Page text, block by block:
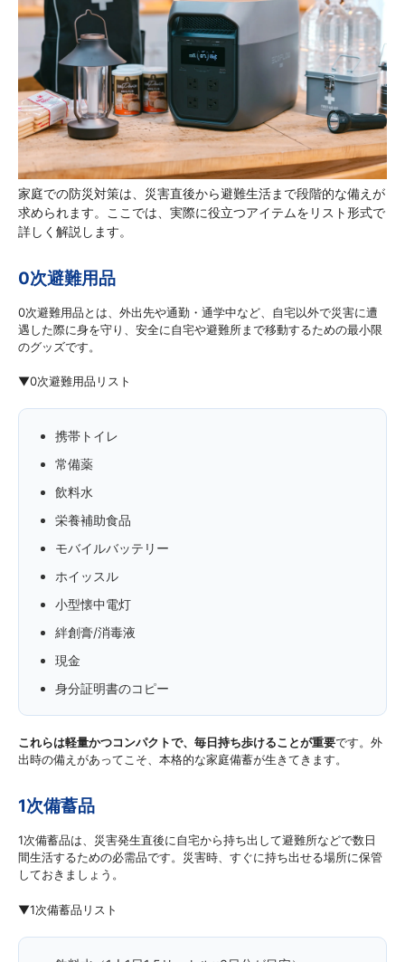
家庭での防災対策は、災害直後から避難生活まで段階的な備えが
求められます。ここでは、実際に役立つアイテムをリスト形式で
詳しく解説します。
0次避難用品
0次避難用品とは、外出先や通勤・通学中など、自宅以外で災害に遭
遇した際に身を守り、安全に自宅や避難所まで移動するための最小限
のグッズです。
▼0次避難用品リスト
携帯トイレ
常備薬
飲料水
栄養補助食品
モバイルバッテリー
ホイッスル
小型懐中電灯
絆創膏/消毒液
現金
身分証明書のコピー
これらは軽量かつコンパクトで、毎日持ち歩けることが重要です。外
出時の備えがあってこそ、本格的な家庭備蓄が生きてきます。
1次備蓄品
1次備蓄品は、災害発生直後に自宅から持ち出して避難所などで数日
間生活するための必需品です。災害時、すぐに持ち出せる場所に保管
しておきましょう。
▼1次備蓄品リスト